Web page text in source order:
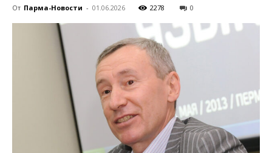
От Парма-Новости - 01.06.2026 2278 0